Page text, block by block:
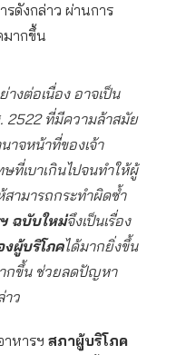
รดังกล่าว ผ่านการ
มากขึ้น
งต่อเนื่อง อาจเป็น
2522 ที่มีความล้าสมัย
าจหน้าที่ของเจ้า
ที่เบาเกินไปจนทำให้ผู้
สามารถกระทำผิดซ้ำ
ฉบับใหม่จึงเป็นเรื่อง
ผู้บริโภคได้มากยิ่งขึ้น
กขึ้น ช่วยลดปัญหา
าว
าหารฯ สภาผู้บริโภค